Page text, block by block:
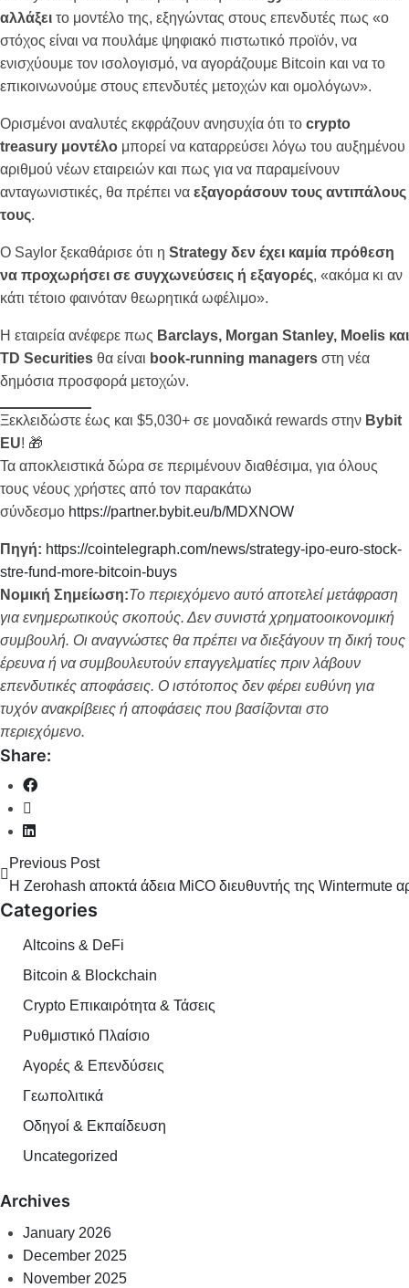
αλλάξει το μοντέλο της, εξηγώντας στους επενδυτές πως «ο
στόχος είναι να πουλάμε ψηφιακό πιστωτικό προϊόν, να
ενισχύουμε τον ισολογισμό, να αγοράζουμε Bitcoin και να το
επικοινωνούμε στους επενδυτές μετοχών και ομολόγων».
Ορισμένοι αναλυτές εκφράζουν ανησυχία ότι το crypto
treasury μοντέλο μπορεί να καταρρεύσει λόγω του αυξημένου
αριθμού νέων εταιρειών και πως για να παραμείνουν
ανταγωνιστικές, θα πρέπει να εξαγοράσουν τους αντιπάλους
τους.
Ο Saylor ξεκαθάρισε ότι η Strategy δεν έχει καμία πρόθεση
να προχωρήσει σε συγχωνεύσεις ή εξαγορές, «ακόμα κι αν
κάτι τέτοιο φαινόταν θεωρητικά ωφέλιμο».
Η εταιρεία ανέφερε πως Barclays, Morgan Stanley, Moelis και
TD Securities θα είναι book-running managers στη νέα
δημόσια προσφορά μετοχών.
Ξεκλειδώστε έως και $5,030+ σε μοναδικά rewards στην Bybit
EU! 🎁
Τα αποκλειστικά δώρα σε περιμένουν διαθέσιμα, για όλους
τους νέους χρήστες από τον παρακάτω
σύνδεσμο https://partner.bybit.eu/b/MDXNOW
Πηγή: https://cointelegraph.com/news/strategy-ipo-euro-stock-
stre-fund-more-bitcoin-buys
Νομική Σημείωση:Το περιεχόμενο αυτό αποτελεί μετάφραση
για ενημερωτικούς σκοπούς. Δεν συνιστά χρηματοοικονομική
συμβουλή. Οι αναγνώστες θα πρέπει να διεξάγουν τη δική τους
έρευνα ή να συμβουλευτούν επαγγελματίες πριν λάβουν
επενδυτικές αποφάσεις. Ο ιστότοπος δεν φέρει ευθύνη για
τυχόν ανακρίβειες ή αποφάσεις που βασίζονται στο
περιεχόμενο.
Share:
Previous Post
Η Zerohash αποκτά άδεια MiCA εν μέσω φημών για εξαγορά
Ο διευθυντής της Wintermute
Categories
Altcoins & DeFi
Bitcoin & Blockchain
Crypto Επικαιρότητα & Τάσεις
Ρυθμιστικό Πλαίσιο
Αγορές & Επενδύσεις
Γεωπολιτικά
Οδηγοί & Εκπαίδευση
Uncategorized
Archives
January 2026
December 2025
November 2025